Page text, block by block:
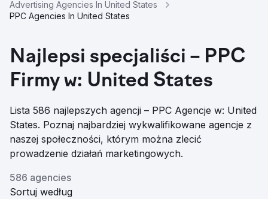
Advertising Agencies In United States
PPC Agencies In United States
Najlepsi specjaliści – PPC
Firmy w: United States
Lista 586 najlepszych agencji – PPC Agencje w: United
States. Poznaj najbardziej wykwalifikowane agencje z
naszej społeczności, którym można zlecić
prowadzenie działań marketingowych.
586 agencies
Sortuj według